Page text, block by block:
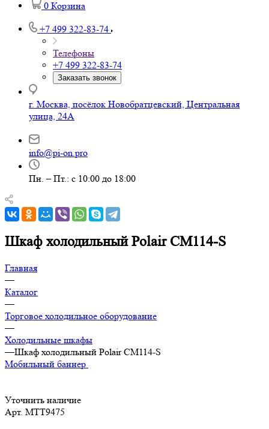
0 Корзина
+7 499 322-83-74
Телефоны
+7 499 322-83-74
Заказать звонок
г. Москва, посёлок Новобратцевский, Центральная
улица, 24А
info@pi-on.pro
Пн. – Пт.: с 10:00 до 18:00
Шкаф холодильный Polair CM114-S
Главная
—
Каталог
—
Торговое холодильное оборудование
—
Холодильные шкафы
—Шкаф холодильный Polair CM114-S
Мобильный баннер
Уточнить наличие
Арт. МТТ9475